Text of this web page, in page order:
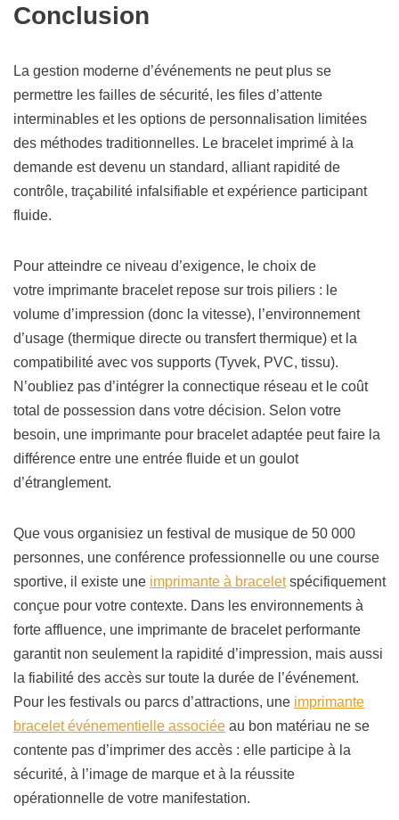
Conclusion
La gestion moderne d’événements ne peut plus se
permettre les failles de sécurité, les files d’attente
interminables et les options de personnalisation limitées
des méthodes traditionnelles. Le bracelet imprimé à la
demande est devenu un standard, alliant rapidité de
contrôle, traçabilité infalsifiable et expérience participant
fluide.
Pour atteindre ce niveau d’exigence, le choix de
votre imprimante bracelet repose sur trois piliers : le
volume d’impression (donc la vitesse), l’environnement
d’usage (thermique directe ou transfert thermique) et la
compatibilité avec vos supports (Tyvek, PVC, tissu).
N’oubliez pas d’intégrer la connectique réseau et le coût
total de possession dans votre décision. Selon votre
besoin, une imprimante pour bracelet adaptée peut faire la
différence entre une entrée fluide et un goulot
d’étranglement.
Que vous organisiez un festival de musique de 50 000
personnes, une conférence professionnelle ou une course
sportive, il existe une imprimante à braceletspécifiquement
conçue pour votre contexte. Dans les environnements à
forte affluence, une imprimante de bracelet performante
garantit non seulement la rapidité d’impression, mais aussi
la fiabilité des accès sur toute la durée de l’événement.
Pour les festivals ou parcs d’attractions, une imprimante
bracelet événementielle associée au bon matériau ne se
contente pas d’imprimer des accès : elle participe à la
sécurité, à l’image de marque et à la réussite
opérationnelle de votre manifestation.